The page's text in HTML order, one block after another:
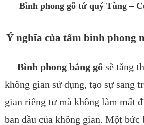
Bình phong gỗ tứ quý Tùng –
Ý nghĩa của tấm bình phong
Bình phong bằng gỗ sẽ tăng
không gian sử dụng, tạo sự sang
gian riêng tư mà không làm mất
ban đầu của không gian. Một bức